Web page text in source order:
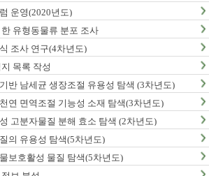
운영(2020년도)
유형동물류 분포 조사
조사 연구(4차년도)
목록 작성
반 남세균 생장조절 유용성 탐색 (3차년도)
연 면역조절 기능성 소재 탐색(3차년도)
고분자물질 분해 효소 탐색 (2차년도)
의 유용성 탐색(5차년도)
보호활성 물질 탐색(5차년도)